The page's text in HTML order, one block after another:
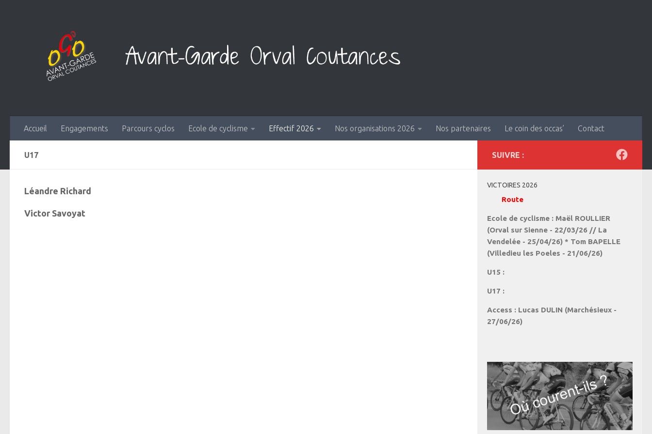
Accueil Engagements Parcours cyclos Ecole de cyclisme Effectif 2026 Nos organisations 2026 Nos partenaires Le coin des occas’ Contact
U17
Léandre Richard
Victor Savoyat
SUIVRE :
VICTOIRES 2026
Route
Ecole de cyclisme : Maël ROULLIER
(Orval sur Sienne - 22/03/26 // La
Vendelée - 25/04/26) * Tom BAPELLE
(Villedieu les Poeles - 21/06/26)
U15 :
U17 :
Access : Lucas DULIN (Marchésieux -
27/06/26)